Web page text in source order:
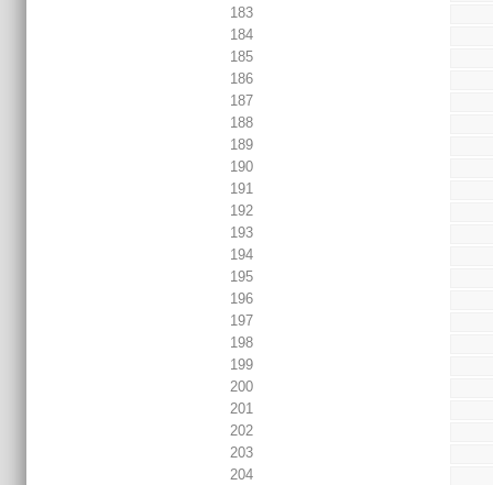
183
184
185
186
187
188
189
190
191
192
193
194
195
196
197
198
199
200
201
202
203
204